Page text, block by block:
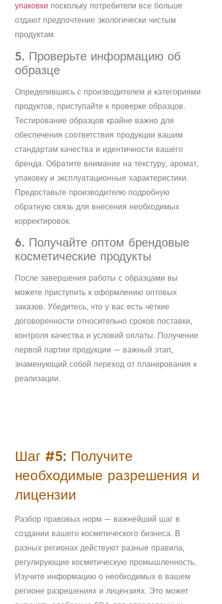
упаковки поскольку потребители все больше
отдают предпочтение экологически чистым
продуктам.
5. Проверьте информацию об
образце
Определившись с производителем и категориями
продуктов, приступайте к проверке образцов.
Тестирование образцов крайне важно для
обеспечения соответствия продукции вашим
стандартам качества и идентичности вашего
бренда. Обратите внимание на текстуру, аромат,
упаковку и эксплуатационные характеристики.
Предоставьте производителю подробную
обратную связь для внесения необходимых
корректировок.
6. Получайте оптом брендовые
косметические продукты
После завершения работы с образцами вы
можете приступить к оформлению оптовых
заказов. Убедитесь, что у вас есть чёткие
договоренности относительно сроков поставки,
контроля качества и условий оплаты. Получение
первой партии продукции — важный этап,
знаменующий собой переход от планирования к
реализации.
Шаг #5: Получите
необходимые разрешения и
лицензии
Разбор правовых норм — важнейший шаг в
создании вашего косметического бизнеса. В
разных регионах действуют разные правила,
регулирующие косметическую промышленность.
Изучите информацию о необходимых в вашем
регионе разрешениях и лицензиях. Это может